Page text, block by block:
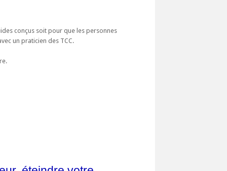
conçus soit pour que les personnes
un praticien des TCC.